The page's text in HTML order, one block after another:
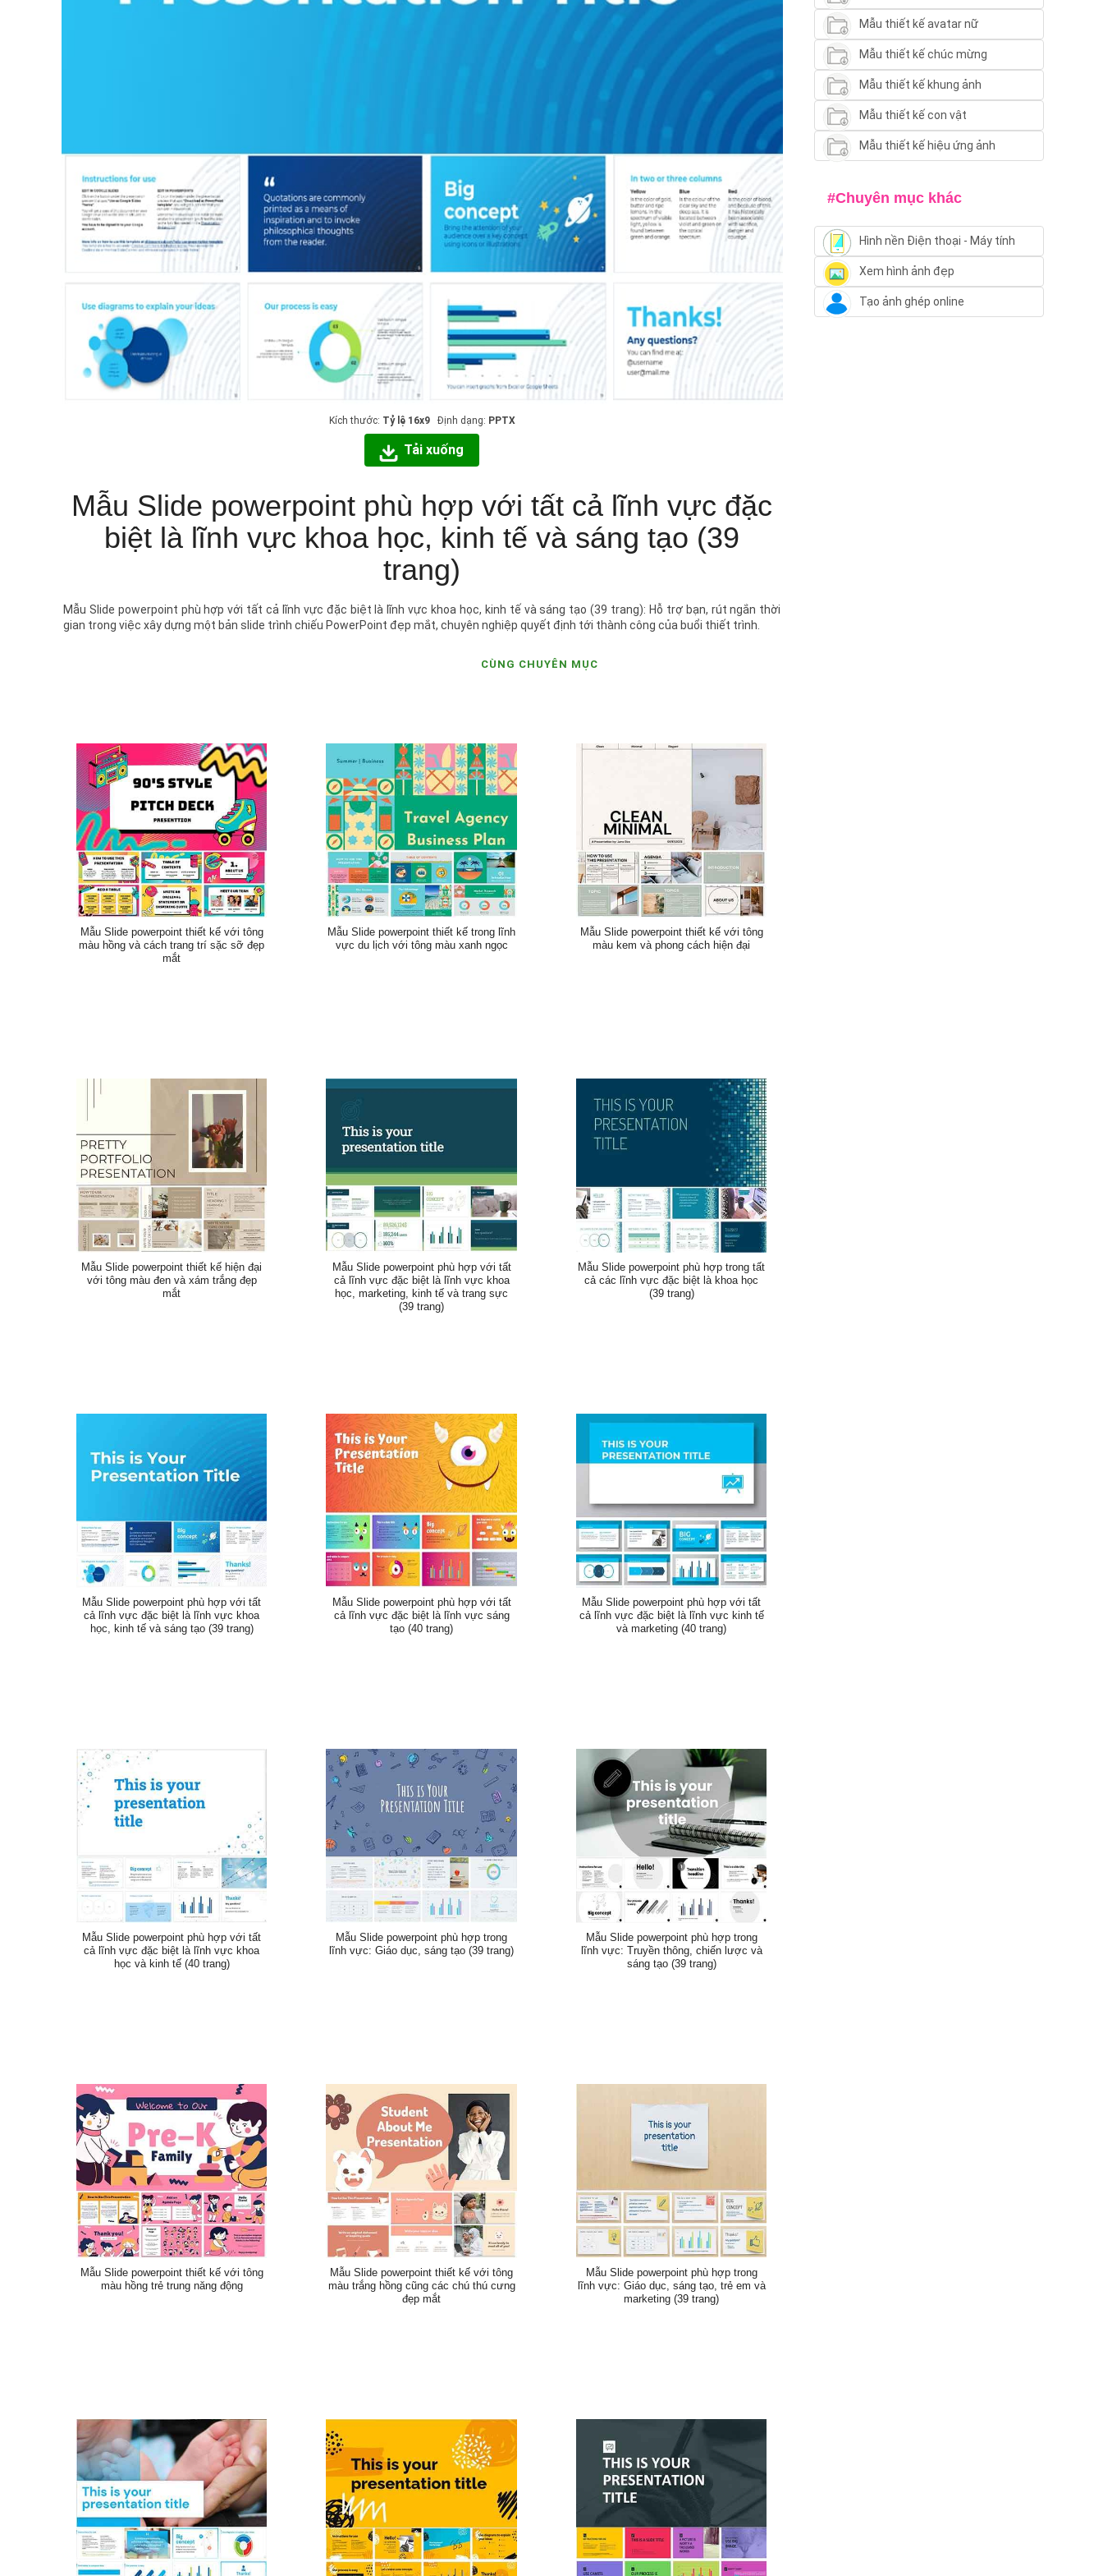
Kích thước: Tỷ lệ 16x9Định dạng: PPTX
Tải xuống
Mẫu Slide powerpoint phù hợp với tất cả lĩnh vực đặc
biệt là lĩnh vực khoa học, kinh tế và sáng tạo (39
trang)
Mẫu Slide powerpoint phù hợp với tất cả lĩnh vực đặc biệt là lĩnh vực khoa học, kinh tế và sáng tạo (39 trang): Hỗ trợ bạn, rút ngắn thời
gian trong việc xây dựng một bản slide trình chiếu PowerPoint đẹp mắt, chuyên nghiệp quyết định tới thành công của buổi thiết trình.
CÙNG CHUYÊN MỤC
Mẫu Slide powerpoint thiết kế với tông
màu hồng và cách trang trí sặc sỡ đẹp
mắt
Mẫu Slide powerpoint thiết kế trong lĩnh
vực du lịch với tông màu xanh ngọc
Mẫu Slide powerpoint thiết kế với tông
màu kem và phong cách hiện đại
Mẫu Slide powerpoint thiết kế hiện đại
với tông màu đen và xám trắng đẹp
mắt
Mẫu Slide powerpoint phù hợp với tất
cả lĩnh vực đặc biệt là lĩnh vực khoa
học, marketing, kinh tế và trang sực
(39 trang)
Mẫu Slide powerpoint phù hợp trong tất
cả các lĩnh vực đặc biệt là khoa học
(39 trang)
Mẫu Slide powerpoint phù hợp với tất
cả lĩnh vực đặc biệt là lĩnh vực khoa
học, kinh tế và sáng tạo (39 trang)
Mẫu Slide powerpoint phù hợp với tất
cả lĩnh vực đặc biệt là lĩnh vực sáng
tạo (40 trang)
Mẫu Slide powerpoint phù hợp với tất
cả lĩnh vực đặc biệt là lĩnh vực kinh tế
và marketing (40 trang)
Mẫu Slide powerpoint phù hợp với tất
cả lĩnh vực đặc biệt là lĩnh vực khoa
học và kinh tế (40 trang)
Mẫu Slide powerpoint phù hợp trong
lĩnh vực: Giáo dục, sáng tạo (39 trang)
Mẫu Slide powerpoint phù hợp trong
lĩnh vực: Truyền thông, chiến lược và
sáng tạo (39 trang)
Mẫu Slide powerpoint thiết kế với tông
màu hồng trẻ trung năng động
Mẫu Slide powerpoint thiết kế với tông
màu trắng hồng cũng các chú thú cưng
đẹp mắt
Mẫu Slide powerpoint phù hợp trong
lĩnh vực: Giáo dục, sáng tạo, trẻ em và
marketing (39 trang)
Mẫu thiết kế avatar nữ
Mẫu thiết kế chúc mừng
Mẫu thiết kế khung ảnh
Mẫu thiết kế con vật
Mẫu thiết kế hiệu ứng ảnh
#Chuyên mục khác
Hình nền Điện thoại - Máy tính
Xem hình ảnh đẹp
Tạo ảnh ghép online